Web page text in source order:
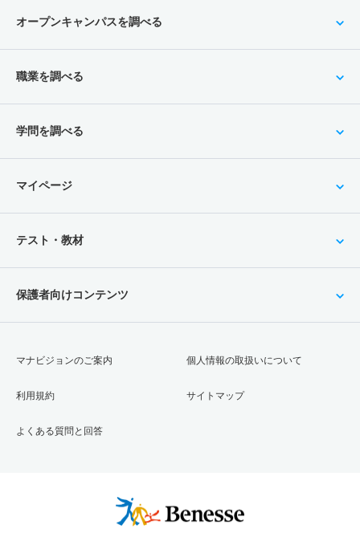
オープンキャンパスを調べる
職業を調べる
学問を調べる
マイページ
テスト・教材
保護者向けコンテンツ
マナビジョンのご案内
利用規約
よくある質問と回答
個人情報の取扱いについて
サイトマップ